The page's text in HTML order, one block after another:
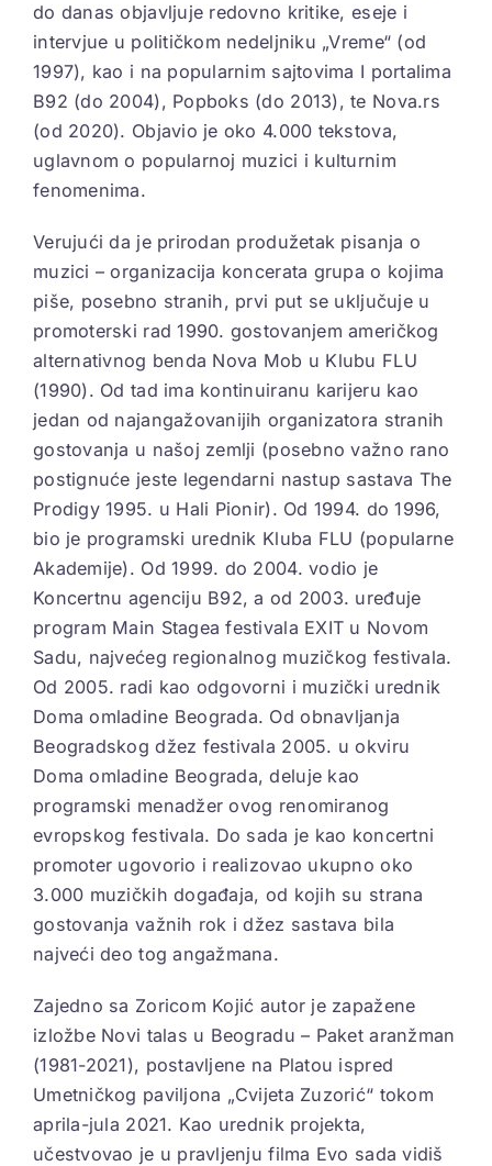
do danas objavljuje redovno kritike, eseje i
intervjue u političkom nedeljniku „Vreme“ (od
1997), kao i na popularnim sajtovima I portalima
B92 (do 2004), Popboks (do 2013), te Nova.rs
(od 2020). Objavio je oko 4.000 tekstova,
uglavnom o popularnoj muzici i kulturnim
fenomenima.
Verujući da je prirodan produžetak pisanja o
muzici – organizacija koncerata grupa o kojima
piše, posebno stranih, prvi put se uključuje u
promoterski rad 1990. gostovanjem američkog
alternativnog benda Nova Mob u Klubu FLU
(1990). Od tad ima kontinuiranu karijeru kao
jedan od najangažovanijih organizatora stranih
gostovanja u našoj zemlji (posebno važno rano
postignuće jeste legendarni nastup sastava The
Prodigy 1995. u Hali Pionir). Od 1994. do 1996,
bio je programski urednik Kluba FLU (popularne
Akademije). Od 1999. do 2004. vodio je
Koncertnu agenciju B92, a od 2003. uređuje
program Main Stagea festivala EXIT u Novom
Sadu, najvećeg regionalnog muzičkog festivala.
Od 2005. radi kao odgovorni i muzički urednik
Doma omladine Beograda. Od obnavljanja
Beogradskog džez festivala 2005. u okviru
Doma omladine Beograda, deluje kao
programski menadžer ovog renomiranog
evropskog festivala. Do sada je kao koncertni
promoter ugovorio i realizovao ukupno oko
3.000 muzičkih događaja, od kojih su strana
gostovanja važnih rok i džez sastava bila
najveći deo tog angažmana.
Zajedno sa Zoricom Kojić autor je zapažene
izložbe Novi talas u Beogradu – Paket aranžman
(1981-2021), postavljene na Platou ispred
Umetničkog paviljona „Cvijeta Zuzorić“ tokom
aprila-jula 2021. Kao urednik projekta,
učestvovao je u pravljenju filma Evo sada vidiš